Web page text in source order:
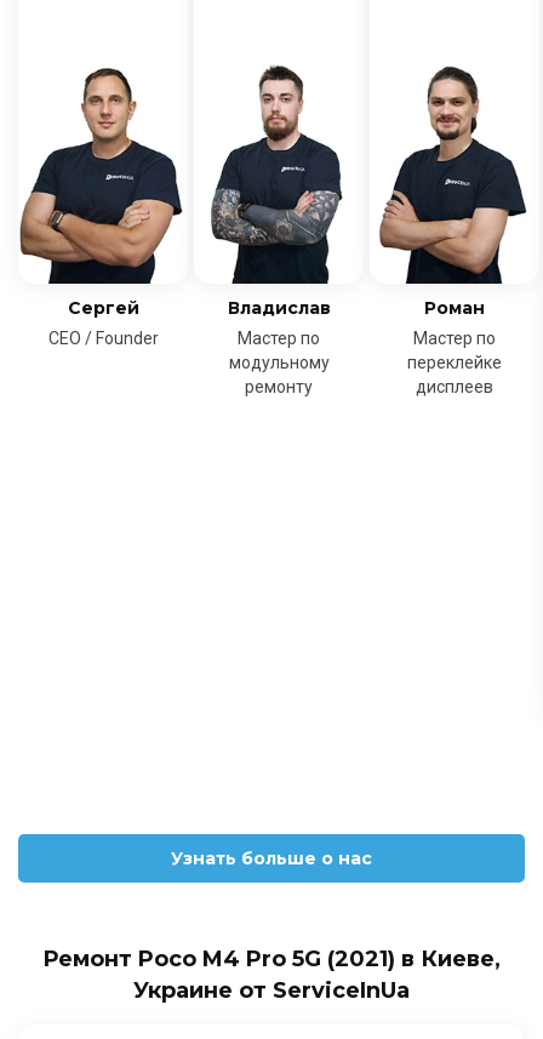
Сергей
CEO / Founder
Владислав
Мастер по
модульному
ремонту
Роман
Мастер по
переклейке
дисплеев
Узнать больше о нас
Ремонт Poco M4 Pro 5G (2021) в Киеве,
Украине от ServiceInUa